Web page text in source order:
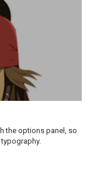
the options panel, so